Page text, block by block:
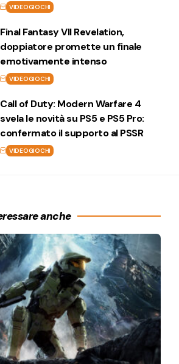
VIDEOGIOCHI
Final Fantasy VII Revelation,
doppiatore promette un finale
emotivamente intenso
VIDEOGIOCHI
Call of Duty: Modern Warfare 4
svela le novità su PS5 e PS5 Pro:
confermato il supporto al PSSR
VIDEOGIOCHI
anche